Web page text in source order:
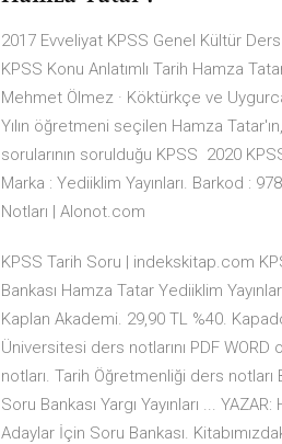
2017 Evveliyat KPSS Genel Kültür
KPSS Konu Anlatımlı Tarih Hamza
Mehmet Ölmez · Köktürkçe ve
Yılın öğretmeni seçilen Hamza
sorularının sorulduğu KPSS 2020
Marka : Yediiklim Yayınları. Barkod :
Notları | Alonot.com
KPSS Tarih Soru | indekskitap.com
Bankası Hamza Tatar Yediiklim
Kaplan Akademi. 29,90 TL %40.
Üniversitesi ders notlarını PDF
notları. Tarih Öğretmenliği ders
Soru Bankası Yargı Yayınları ...
Adaylar İçin Soru Bankası.